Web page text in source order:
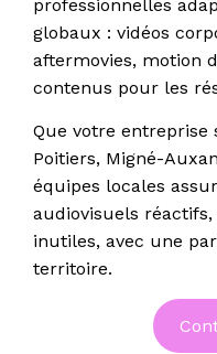
professionnelles
globaux : vidéos
aftermovies, motion
contenus pour les
Que votre entreprise
Poitiers, Migné-
équipes locales
audiovisuels
inutiles, avec une
territoire.